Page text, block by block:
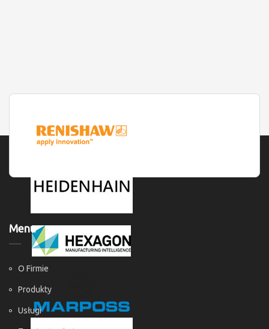
Menu
O Firmie
Produkty
Usługi